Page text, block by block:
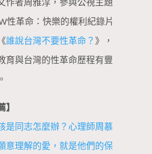
作者周雅淳，參與公視主題
性革命：快樂的權利紀錄片
誰說台灣不要性革命？ 》，
育與台灣的性革命歷程有豐
】
是同志怎麼辦？心理師周慕
意理解的愛，就是他們的保